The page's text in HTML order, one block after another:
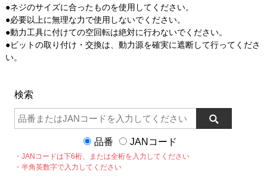
●ネジのサイズに合ったものを使用してください。
●必要以上に無理な力で使用しないでください。
●動力工具に付けての空回転は絶対に行わないでください。
●ビットの取り付け・交換は、動力源を確実に遮断して行ってくださ
い。
検索
品番 JANコード
・JANコードは下6桁、または全桁を入力してください
・半角英数字で入力してください